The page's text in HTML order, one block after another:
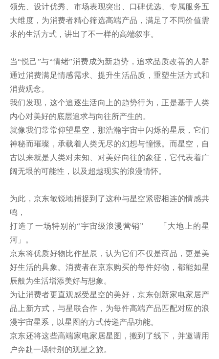
领先、设计优秀、市场表现突出、口碑优选、专属服务五
大维度，为消费者精心筛选高端产品，满足了不同价值需
求的生活方式，讲出了不一样的高端叙事。
当“悦己”与“情绪”消费成为新趋势，追求品质改善的人群
通过消费满足情感需求、提升生活品质，重塑生活方式和
消费观念。
我们发现，这个追逐生活向上的趋势行为，正是基于人类
内心对美好的底层追求与向往所产生的。
就像我们常常仰望星空，那浩瀚宇宙中闪烁的星辰，它们
神秘而璀璨，承载着人类无尽的幻想与憧憬。而星空，自
古以来就是人类对未知、对美好向往的象征，它代表着广
阔无垠的可能性，以及超越现实的浪漫情怀。
为此，京东敏锐地捕捉到了这种与星空紧密相连的情感共
鸣，
打造了一场特别的“宇宙级浪漫营销”——「大地上的星
河」。
京东将优质好物比作星辰，认为它们不仅是商品，更是美
好生活的具象。消费者在京东购买的每件好物，都能如星
辰般为生活增添美好与想象。
为让消费者更直观感受星空的美好，京东创新家电家居产
品上新方式，与星联合作，为每件高端产品匹配对应的浪
漫宇宙星系，以星图的方式传递产品功能。
京东还将这些高端家电家居星图，搬到了线下，并邀请用
户奔赴一场特别的观星之旅。